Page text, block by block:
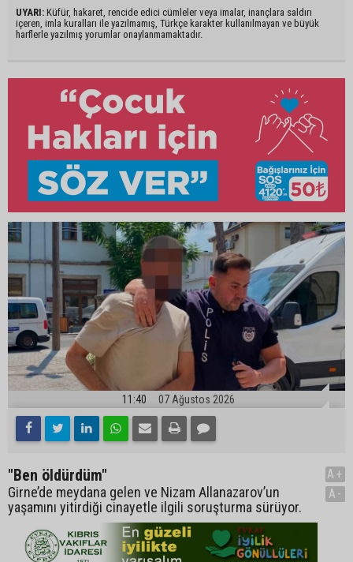
UYARI: Küfür, hakaret, rencide edici cümleler veya imalar, inançlara saldırı
içeren, imla kuralları ile yazılmamış, Türkçe karakter kullanılmayan ve büyük
harflerle yazılmış yorumlar onaylanmamaktadır.
11:40 07 Ağustos 2026
"Ben öldürdüm"
Girne’de meydana gelen ve Nizam Allanazarov’un
yaşamını yitirdiği cinayetle ilgili soruşturma sürüyor.
A+
A-